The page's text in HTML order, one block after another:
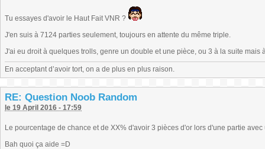
Tu essayes d'avoir le Haut Fait VNR ?
J'en suis à 7124 parties seulement, toujours en attente du même triple.
J'ai eu droit à quelques trolls, genre un double et une pièce, ou 3 à la suite mais
En acceptant d’avoir tort, on a de plus en plus raison.
RE: Question Noob Random
le 19 April 2016 - 17:59
Le pourcentage de chance et de XX% d'avoir 3 pièces d'or lors d'une partie avec
Bah quoi ça aide =D